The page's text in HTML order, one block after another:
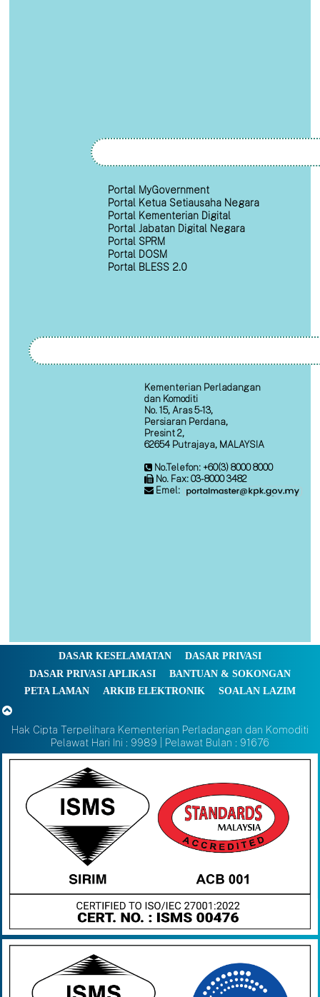
Portal MyGovernment
Portal Ketua Setiausaha Negara
Portal Kementerian Digital
Portal Jabatan Digital Negara
Portal SPRM
Portal DOSM
Portal BLESS 2.0
Kementerian Perladangan
dan Komoditi
No. 15, Aras 5-13,
Persiaran Perdana,
Presint 2,
62654 Putrajaya, MALAYSIA
No.Telefon: +60(3) 8000 8000
No. Fax: 03-8000 3482
Emel:
DASAR KESELAMATAN
DASAR PRIVASI
DASAR PRIVASI APLIKASI
BANTUAN & SOKONGAN
PETA LAMAN
ARKIB ELEKTRONIK SOALAN LAZIM
Hak Cipta Terpelihara Kementerian Perladangan dan Komoditi
Pelawat Hari Ini : 9989 | Pelawat Bulan : 91676